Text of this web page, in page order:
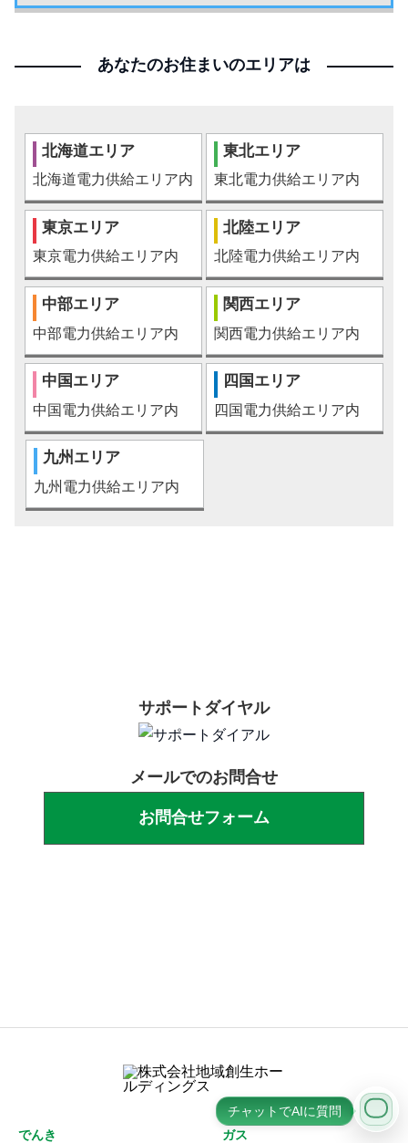
あなたのお住まいのエリアは
北海道エリア
北海道電力供給エリア内
東北エリア
東北電力供給エリア内
東京エリア
東京電力供給エリア内
北陸エリア
北陸電力供給エリア内
中部エリア
中部電力供給エリア内
関西エリア
関西電力供給エリア内
中国エリア
中国電力供給エリア内
四国エリア
四国電力供給エリア内
九州エリア
九州電力供給エリア内
サポートダイヤル
メールでのお問合せ
お問合せフォーム
でんき ガス
チャットでAIに質問